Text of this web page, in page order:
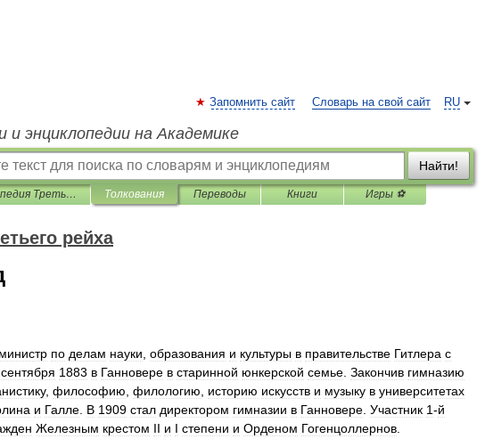
RU
Запомнить сайт Словарь на свой сайт
и энциклопедии на Академике
Найти!
Энциклопедия Третьего рейха Толкования Переводы Книги Игры ⚽
рейха
по делам науки образования и культуры в правительстве Гитлера с
сентября 1883 в Ганновере в старинной юнкерской семье Закончив гимназию
, философию филологию историю искусств и музыку в университетах
и Галле В 1909 стал директором гимназии в Ганновере Участник 1-й
Железным крестом II и I степени и Орденом Гогенцоллернов